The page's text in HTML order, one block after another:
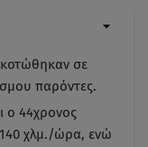
σε
παρόντες.
ο 44χρονος
140 χλμ./ώρα, ενώ